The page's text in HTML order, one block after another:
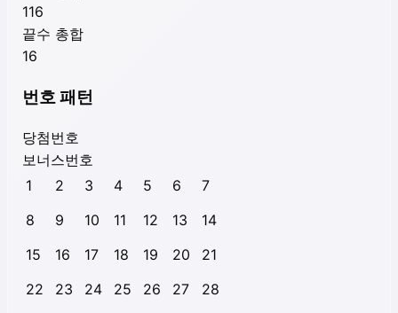
116
끝수 총합
16
번호 패턴
당첨번호
보너스번호
1
2 3 4 5 6
7
8
9 10 11 12 13
14
15
16 17 18 19 20
21
22
23 24 25 26 27
28